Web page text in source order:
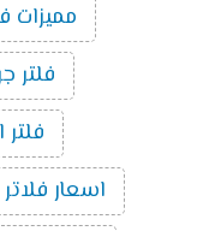
مميزات
فلتر
فلتر
اسعار فلاتر المياه 7